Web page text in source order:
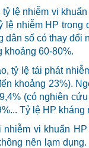
lệ nhiễm vi
lệ nhiễm HP
dân số có thay
khoảng 60-80%.
tỷ lệ tái phát
khoảng 23%).
(có nghiên
Tỷ lệ HP
nhiễm vi khuẩn
nên lạm